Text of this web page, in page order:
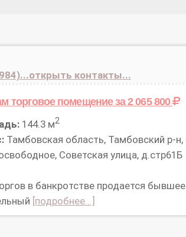
контакты...
торговое помещениеза 2 065 800
144.3 м2
Тамбовская область, Тамбовский р-н,
Советская улица, д.стр61Б
в банкротстве продается
[подробнее...]